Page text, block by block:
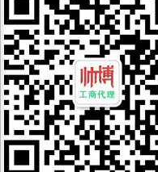
榆林公司注销程序、工商营业
北京批“五证合一”营业执照颁
重庆商报（营业执照注销）登
我想注销营业执照,可以在网上
企业人歇业、撤销或被吊销营
上海商报电话办理营业执照丢
附件：重庆市保险注销登记表-
科技一般纳税人营业执照、代
登报,挂失,营业执照登报,公司注
重庆江津：工商登记注册进入“